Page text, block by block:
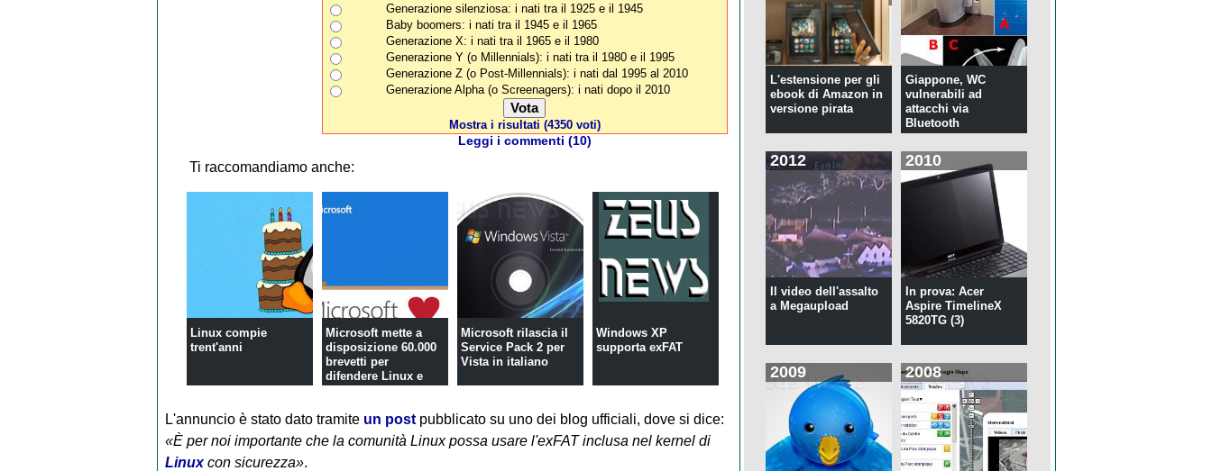
Generazione silenziosa: i nati tra il 1925 e il 1945
Baby boomers: i nati tra il 1945 e il 1965
Generazione X: i nati tra il 1965 e il 1980
Generazione Y (o Millennials): i nati tra il 1980 e il 1995
Generazione Z (o Post-Millennials): i nati dal 1995 al 2010
Generazione Alpha (o Screenagers): i nati dopo il 2010
Mostra i risultati (4350 voti)
Leggi i commenti (10)
Ti raccomandiamo anche:
Linux compie
trent'anni
Microsoft mette a
disposizione 60.000
brevetti per
difendere Linux e
l'open ...
Microsoft rilascia il
Service Pack 2 per
Vista in italiano
Windows XP
supporta exFAT
L'annuncio è stato dato tramite un postpubblicato su uno dei blog ufficiali, dove si dice:
«È per noi importante che la comunità Linux possa usare l'exFAT inclusa nel kernel di
Linuxcon sicurezza».
L'estensione per gli
ebook di Amazon in
versione pirata
Giappone, WC
vulnerabili ad
attacchi via
Bluetooth
2012
Il video dell'assalto
a Megaupload
2010
In prova: Acer
Aspire TimelineX
5820TG (3)
2009 2008